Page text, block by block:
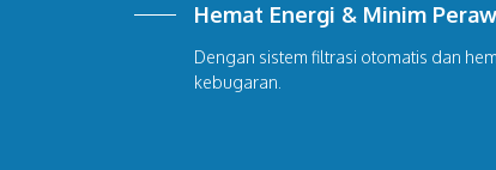
Hemat Energi & Minim
Dengan sistem filtrasi otomatis dan
kebugaran.